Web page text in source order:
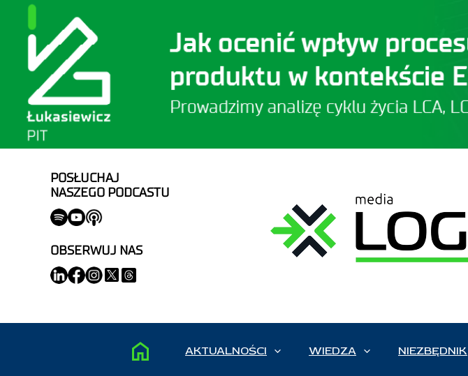
POSŁUCHAJ
NASZEGO PODCASTU
OBSERWUJ NAS
AKTUALNOŚCI WIEDZA NIEZBĘDNIK